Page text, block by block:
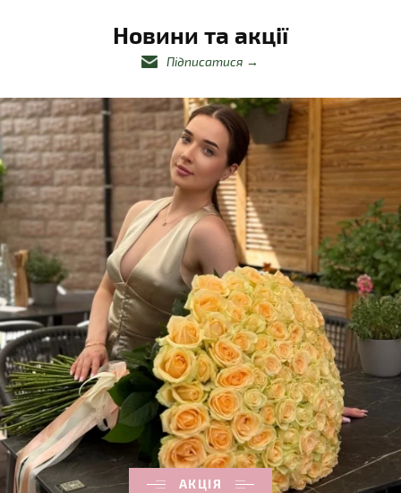
Новини та акції
Підписатися →
АКЦІЯ